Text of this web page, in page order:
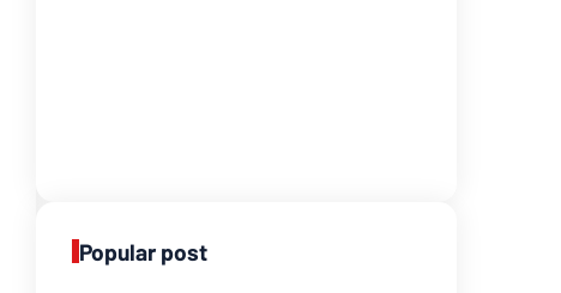
Popular post